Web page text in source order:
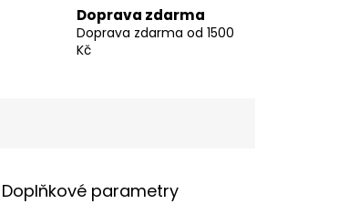
Doprava zdarma
Doprava zdarma od 1500
Kč
Doplňkové parametry